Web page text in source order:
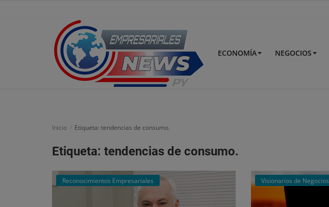
ECONOMÍA NEGOCIOS
Inicio Etiqueta: tendencias de consumo.
Etiqueta: tendencias de consumo.
Reconocimientos Empresariales Visionarios de Negocios